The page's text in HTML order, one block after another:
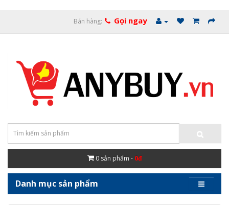
Bán hàng: Gọi ngay
0 sản phẩm - 0đ
Danh mục sản phẩm